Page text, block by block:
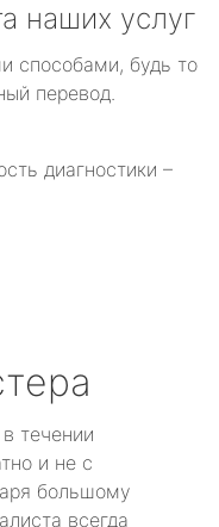
наших услуг
способами, будь то
перевод.
диагностики –
течении
и не с
большому
всегда